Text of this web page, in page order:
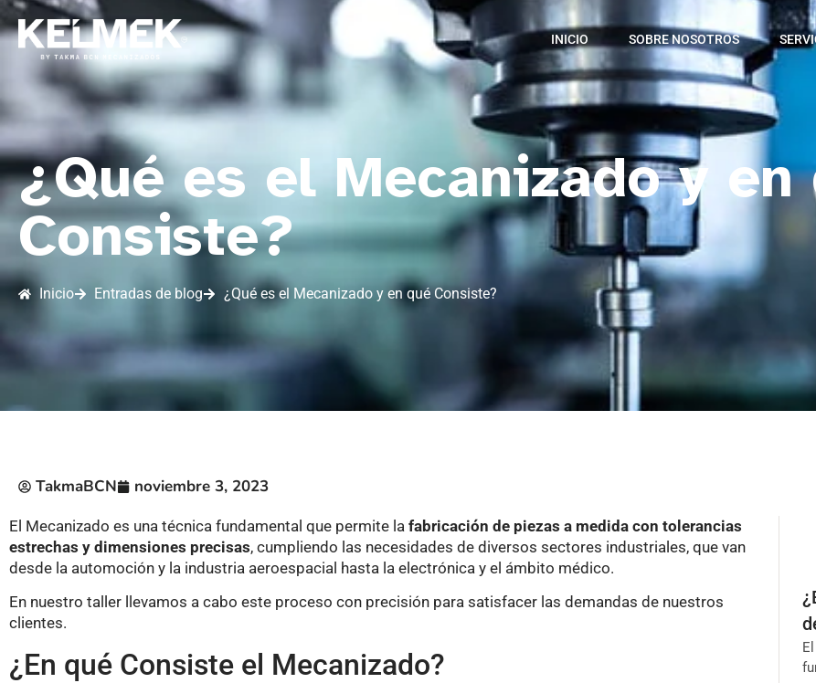
INICIO SOBRE NOSOTROS
¿Qué es el Mecanizado y en
Consiste?
Inicio Entradas de blog ¿Qué es el Mecanizado y en qué Consiste?
TakmaBCN noviembre 3, 2023
El Mecanizado es una técnica fundamental que permite la fabricación de piezas a medida con tolerancias
estrechas y dimensiones precisas, cumpliendo las necesidades de diversos sectores industriales, que van
desde la automoción y la industria aeroespacial hasta la electrónica y el ámbito médico.
En nuestro taller llevamos a cabo este proceso con precisión para satisfacer las demandas de nuestros
clientes.
¿En qué Consiste el Mecanizado?